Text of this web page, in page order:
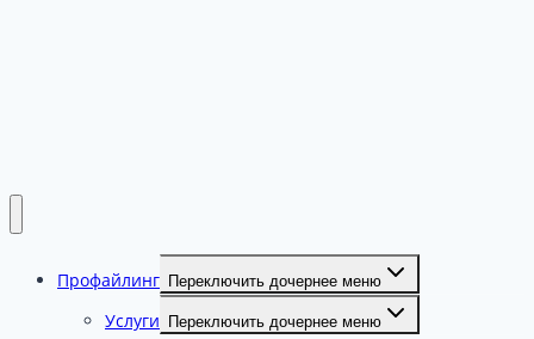
Профайлинг Переключить дочернее меню
Услуги Переключить дочернее меню